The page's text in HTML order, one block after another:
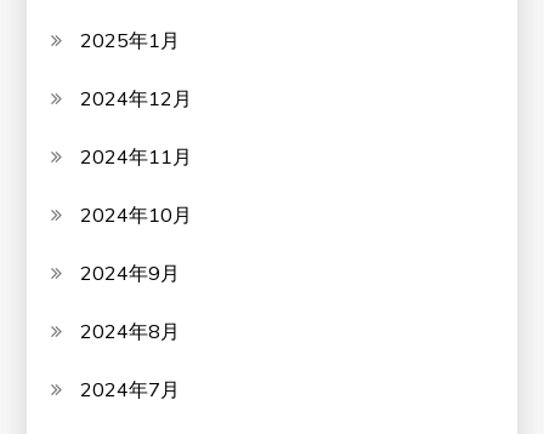
2025年1月
2024年12月
2024年11月
2024年10月
2024年9月
2024年8月
2024年7月